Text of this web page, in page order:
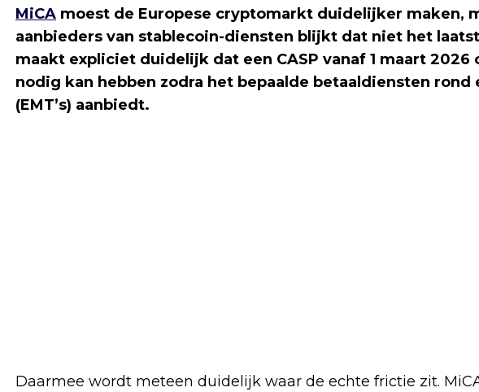
MiCA moest de Europese cryptomarkt duidelijker maken,
aanbieders van stablecoin-diensten blijkt dat niet het
maakt expliciet duidelijk dat een CASP vanaf 1 maart 2026
nodig kan hebben zodra het bepaalde betaaldiensten
(EMT’s) aanbiedt.
Daarmee wordt meteen duidelijk waar de echte frictie zit.